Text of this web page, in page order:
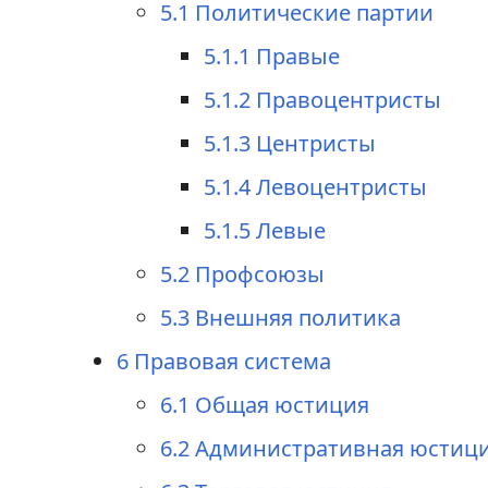
5.1 Политические партии
5.1.1 Правые
5.1.2 Правоцентристы
5.1.3 Центристы
5.1.4Левоцентристы
5.1.5Левые
5.2 Профсоюзы
5.3 Внешняя политика
6 Правовая система
6.1 Общая юстиция
6.2Административная